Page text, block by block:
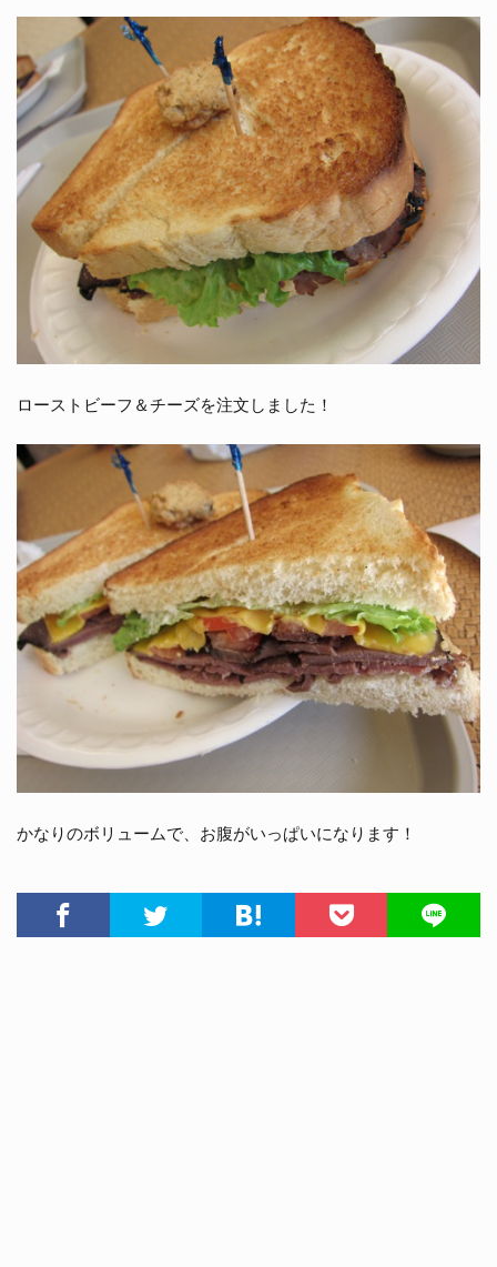
ローストビーフ＆チーズを注文しました！
かなりのボリュームで、お腹がいっぱいになります！